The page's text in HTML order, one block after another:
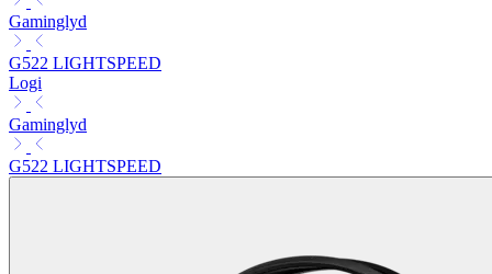
Gaminglyd
G522 LIGHTSPEED
Logi
Gaminglyd
G522 LIGHTSPEED